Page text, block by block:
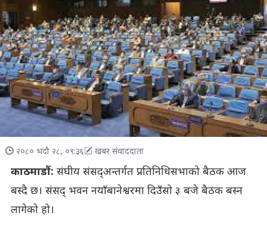
२०८० भदौ २८, ०९:३६ खबर संवाददाता
काठमाडौं: संघीय संसद्अन्तर्गत प्रतिनिधिसभाको बैठक आज
बस्दै छ। संसद् भवन नयाँबानेश्वरमा दिउँसो ३ बजे बैठक बस्न
लागेको हो।